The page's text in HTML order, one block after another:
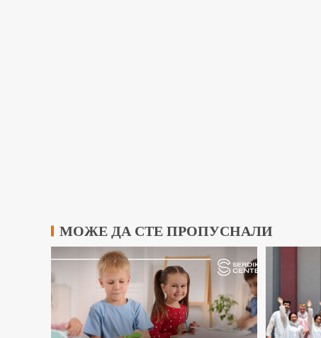
МОЖЕ ДА СТЕ ПРОПУСНАЛИ